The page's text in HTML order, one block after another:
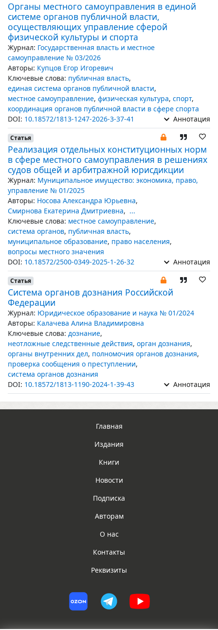
Органы местного самоуправления в единой
системе органов публичной власти,
осуществляющих управление сферой
физической культуры и спорта
Журнал: Государственная власть и местное
самоуправление № 03/2026
Авторы: Купцов Егор Игоревич
Ключевые слова: публичная власть,
единая система органов публичной власти,
местное самоуправление, физическая культура, спорт,
координация органов публичной власти в сфере спорта
DOI: 10.18572/1813-1247-2026-3-37-41 Аннотация
Статья
Реализация отдельных конституционных норм
в сфере местного самоуправления в решениях
судов общей и арбитражной юрисдикции
Журнал: Муниципальное имущество: экономика, право,
управление № 01/2025
Авторы: Носова Александра Юрьевна,
Смирнова Екатерина Дмитриевна, ...
Ключевые слова: местное самоуправление,
система органов, публичная власть,
муниципальное образование, право населения,
вопросы местного значения
DOI: 10.18572/2500-0349-2025-1-26-32 Аннотация
Статья
Система органов дознания Российской
Федерации
Журнал: Юридическое образование и наука № 01/2024
Авторы: Калачева Алина Владимировна
Ключевые слова: дознание,
неотложные следственные действия, орган дознания,
органы внутренних дел, полномочия органов дознания,
проверка сообщения о преступлении,
система органов дознания
DOI: 10.18572/1813-1190-2024-1-39-43 Аннотация
Главная
Издания
Книги
Новости
Подписка
Авторам
О нас
Контакты
Реквизиты